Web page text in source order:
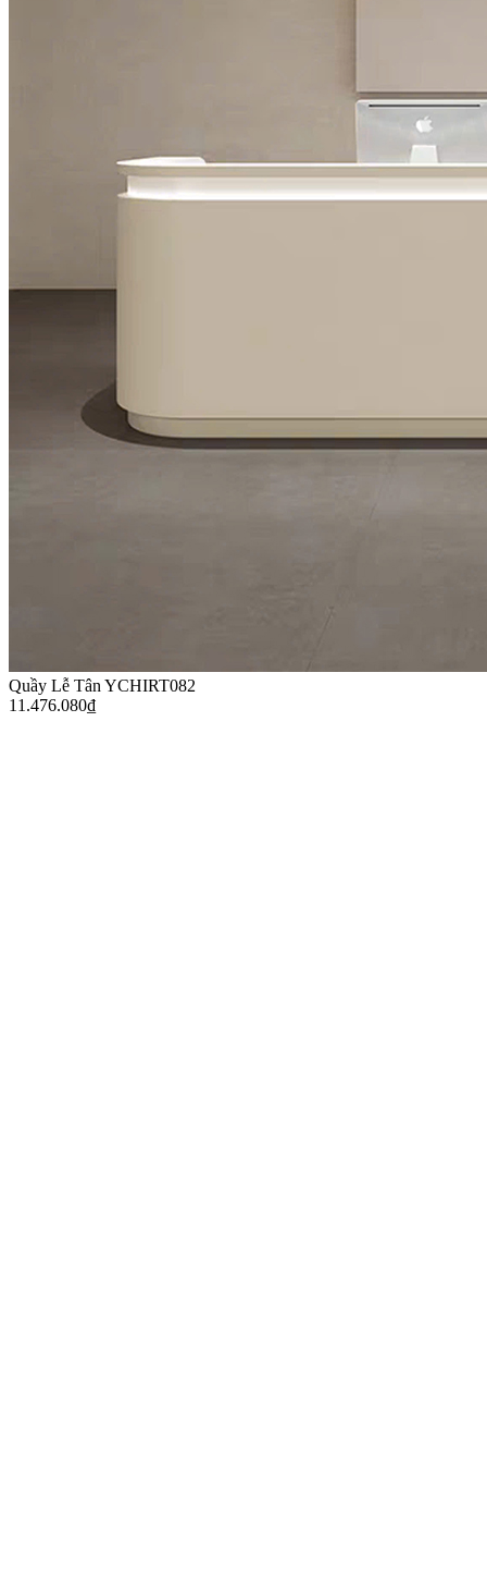
Quầy Lễ Tân YCHIRT082
11.476.080₫